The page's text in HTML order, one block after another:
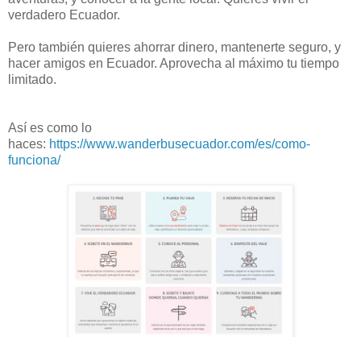
verdadero Ecuador.
Pero también quieres ahorrar dinero, mantenerte seguro, y
hacer amigos en Ecuador. Aprovecha al máximo tu tiempo
limitado.
Así es como lo
haces: https://www.wanderbusecuador.com/es/como-
funciona/